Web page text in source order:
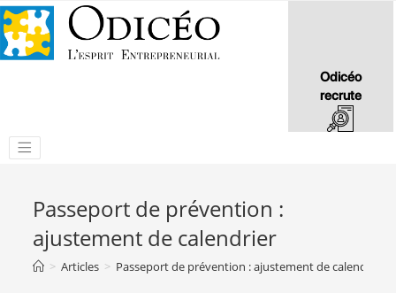
Odicéo
recrute
Passeport de prévention :
ajustement de calendrier
> Articles > Passeport de prévention : ajustement de calendrier